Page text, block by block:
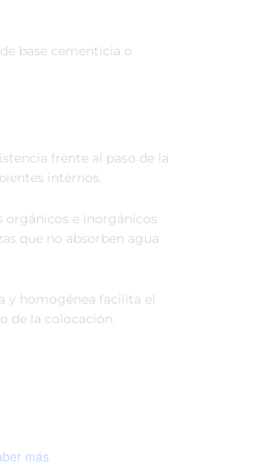
base cementicia o
frente al paso de la
internos.
orgánicos e inorgánicos
que no absorben agua
y homogénea facilita el
de la colocación.
más